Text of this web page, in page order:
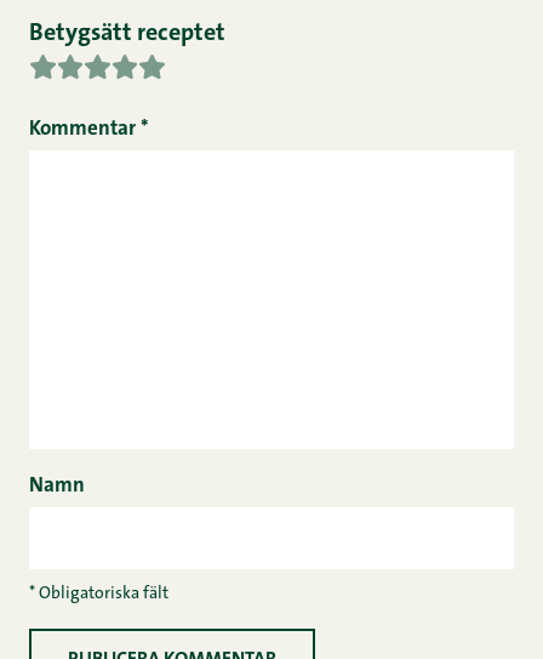
Betygsätt receptet
Kommentar *
Namn
* Obligatoriska fält